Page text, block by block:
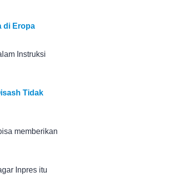
di Eropa
Instruksi
Tidak
memberikan
Inpres itu